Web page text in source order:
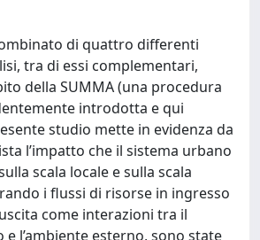
di quattro differenti
tra di essi complementari,
della SUMMA (una procedura
introdotta e qui
studio mette in evidenza da
l’impatto che il sistema urbano
scala locale e sulla scala
i flussi di risorse in ingresso
come interazioni tra il
l’ambiente esterno, sono state